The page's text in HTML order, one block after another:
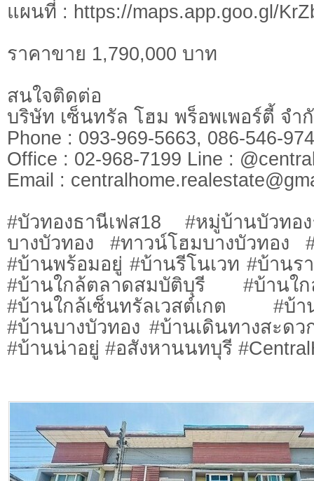
แผนที่ : https://maps.app.goo.gl/
ราคาขาย 1,790,000 บาท
สนใจติดต่อ
บริษัท เซ็นทรัล โฮม พร็อพเพอร์ตี้
Phone : 093-969-5663, 086-546-
Office : 02-968-7199 Line :
​​​​​​​Email :
#บัวทองธานีเฟส18 #หมู่บ้านบัวทอ
บางบัวทอง #ทาวน์โฮมบางบัวทอง
#บ้านพร้อมอยู่ #บ้านรีโนเวท #บ้านร
#บ้านใกล้ตลาดสมบัติบุรี #บ้านใก
#บ้านใกล้เซ็นทรัลเวสต์เกต #บ้า
#บ้านบางบัวทอง #บ้านเดินทางสะด
#บ้านน่าอยู่ #อสังหานนทบุรี